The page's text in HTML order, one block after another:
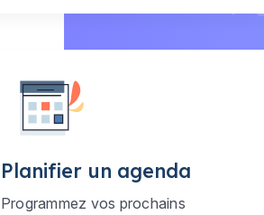
Planifier un agenda
Programmez vos prochains